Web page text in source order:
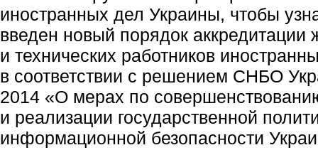
иностранных дел Украины, чтобы
введен новый порядок аккредитации
и технических работников
в соответствии с решением СНБО
2014 «О мерах по
и реализации государственной
информационной безопасности